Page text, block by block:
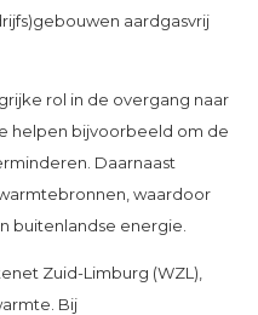
aardgasvrij
rol in de overgang naar
helpen bijvoorbeeld om de
Daarnaast
waardoor
buitenlandse energie.
Zuid-Limburg (WZL),
Bij